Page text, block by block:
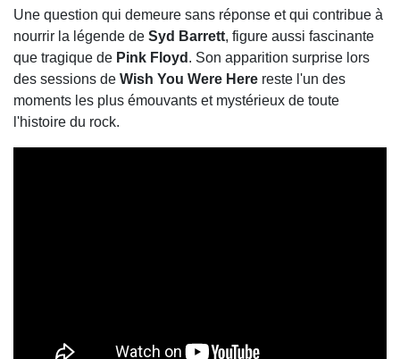
Une question qui demeure sans réponse et qui contribue à
nourrir la légende de Syd Barrett, figure aussi fascinante
que tragique de Pink Floyd . Son apparition surprise lors
des sessions de Wish You Were Here reste l'un des
moments les plus émouvants et mystérieux de toute
l'histoire du rock.